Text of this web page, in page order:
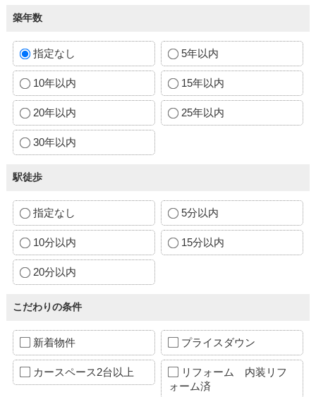
築年数
指定なし 5年以内
10年以内 15年以内
20年以内 25年以内
30年以内
駅徒歩
指定なし 5分以内
10分以内 15分以内
20分以内
こだわりの条件
新着物件 プライスダウン
カースペース2台以上
リフォーム 内装リフ
ォーム済